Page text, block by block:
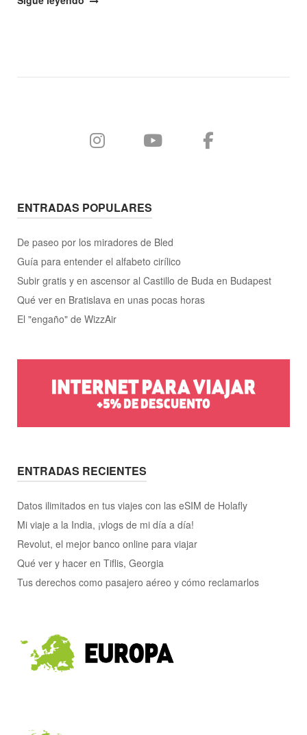
ENTRADAS POPULARES
De paseo por los miradores de Bled
Guía para entender el alfabeto cirílico
Subir gratis y en ascensor al Castillo de Buda en Budapest
Qué ver en Bratislava en unas pocas horas
El "engaño" de WizzAir
ENTRADAS RECIENTES
Datos ilimitados en tus viajes con las eSIM de Holafly
Mi viaje a la India, ¡vlogs de mi día a día!
Revolut, el mejor banco online para viajar
Qué ver y hacer en Tiflis, Georgia
Tus derechos como pasajero aéreo y cómo reclamarlos